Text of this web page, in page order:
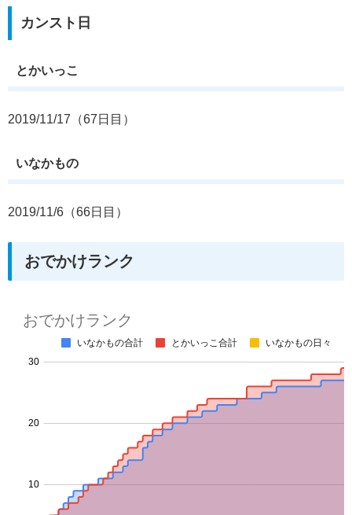
カンスト日
とかいっこ
2019/11/17（67日目）
いなかもの
2019/11/6（66日目）
おでかけランク